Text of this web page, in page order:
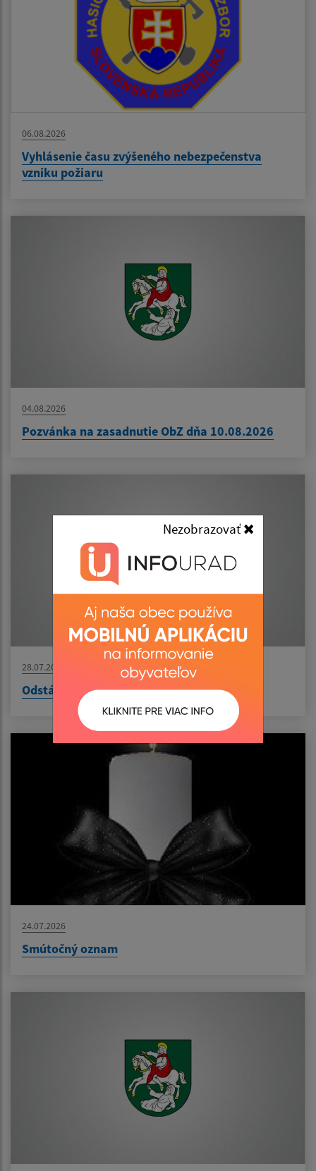
Nezobrazovať
06.08.2026
Vyhlásenie času zvýšeného nebezpečenstva
vzniku požiaru
04.08.2026
Pozvánka na zasadnutie ObZ dňa 10.08.2026
28.07.2026
Odstávka vody - odstraňovanie poruchy
24.07.2026
Smútočný oznam